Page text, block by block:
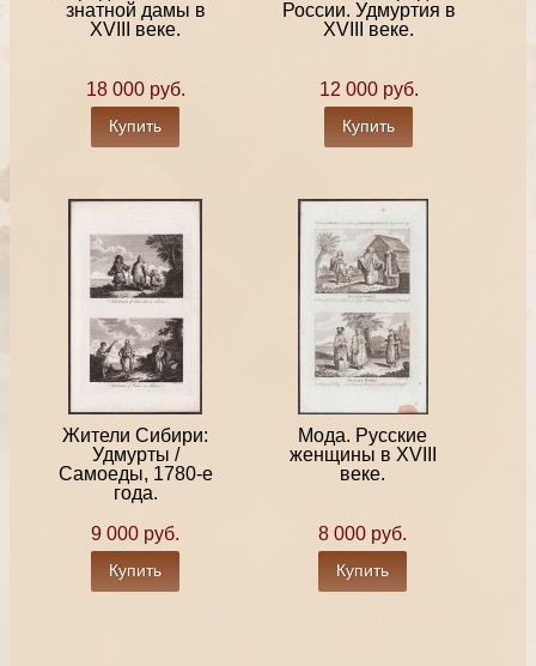
знатной дамы в
XVIII веке.
18 000 руб.
Купить
России. Удмуртия в
XVIII веке.
12 000 руб.
Купить
Жители Сибири:
Удмурты /
Самоеды, 1780-е
года.
9 000 руб.
Купить
Мода. Русские
женщины в XVIII
веке.
8 000 руб.
Купить